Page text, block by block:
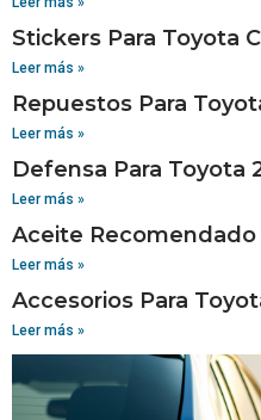
Stickers Para Toyota
Leer más »
Repuestos Para
Leer más »
Defensa Para Toyota
Leer más »
Aceite Recomendado
Leer más »
Accesorios Para
Leer más »